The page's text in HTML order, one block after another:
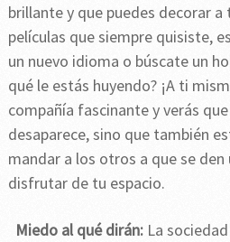
brillante y que puedes decorar a
películas que siempre quisiste,
un nuevo idioma o búscate un
qué le estás huyendo? ¡A ti
compañía fascinante y verás
desaparece, sino que también
mandar a los otros a que se
disfrutar de tu espacio.
Miedo al qué dirán: La